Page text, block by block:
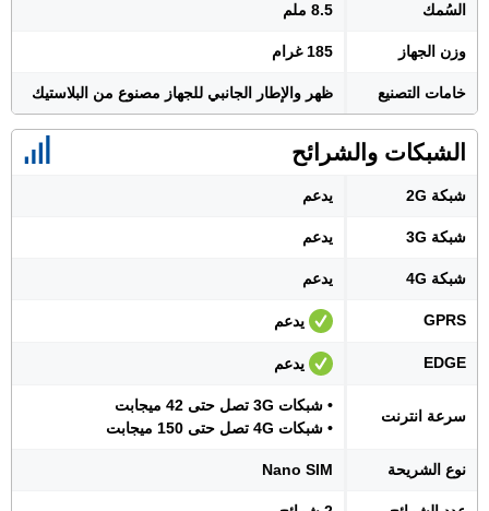
السُمك 8.5 ملم
وزن الجهاز 185 غرام
خامات التصنيع ظهر والإطار الجانبي للجهاز مصنوع من البلاستيك
الشبكات والشرائح
شبكة 2G يدعم
شبكة 3G يدعم
شبكة 4G يدعم
GPRS يدعم
EDGE يدعم
سرعة انترنت
• شبكات 3G تصل حتى 42 ميجابت
• شبكات 4G تصل حتى 150 ميجابت
نوع الشريحة Nano SIM